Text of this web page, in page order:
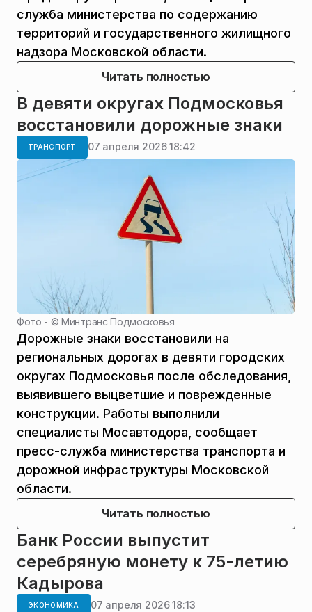
служба министерства по содержанию
территорий и государственного жилищного
надзора Московской области.
Читать полностью
В девяти округах Подмосковья
восстановили дорожные знаки
ТРАНСПОРТ 07 апреля 2026 18:42
Фото - ©Минтранс Подмосковья
Дорожные знаки восстановили на
региональных дорогах в девяти городских
округах Подмосковья после обследования,
выявившего выцветшие и поврежденные
конструкции. Работы выполнили
специалисты Мосавтодора, сообщает
пресс-служба министерства транспорта и
дорожной инфраструктуры Московской
области.
Читать полностью
Банк России выпустит
серебряную монету к 75-летию
Кадырова
ЭКОНОМИКА 07 апреля 2026 18:13